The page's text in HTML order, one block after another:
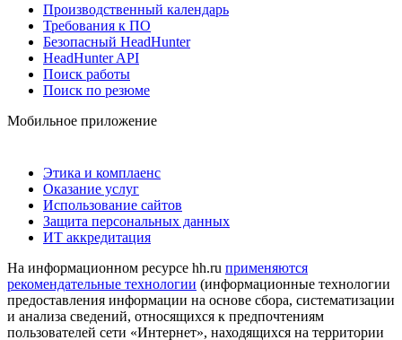
Производственный календарь
Требования к ПО
Безопасный HeadHunter
HeadHunter API
Поиск работы
Поиск по резюме
Мобильное приложение
Этика и комплаенс
Оказание услуг
Использование сайтов
Защита персональных данных
ИТ аккредитация
На информационном ресурсе hh.ru применяются
рекомендательные технологии (информационные технологии
предоставления информации на основе сбора, систематизации
и анализа сведений, относящихся к предпочтениям
пользователей сети «Интернет», находящихся на территории